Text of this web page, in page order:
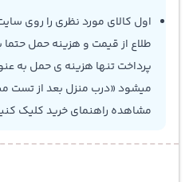
اول کالای مورد نظری را روی
طلاع از قیمت و هزینه حمل حتما
پرداخت تنها هزینه ی حمل به
میشود «درب منزل بعد از تست
مشاهده راهنمای خرید کلیک